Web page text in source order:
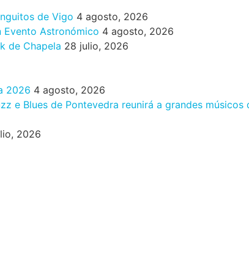
de Vigo 4 agosto, 2026
Evento Astronómico 4 agosto, 2026
de Chapela 28 julio, 2026
2026 4 agosto, 2026
e Blues de Pontevedra reunirá a grandes
2026